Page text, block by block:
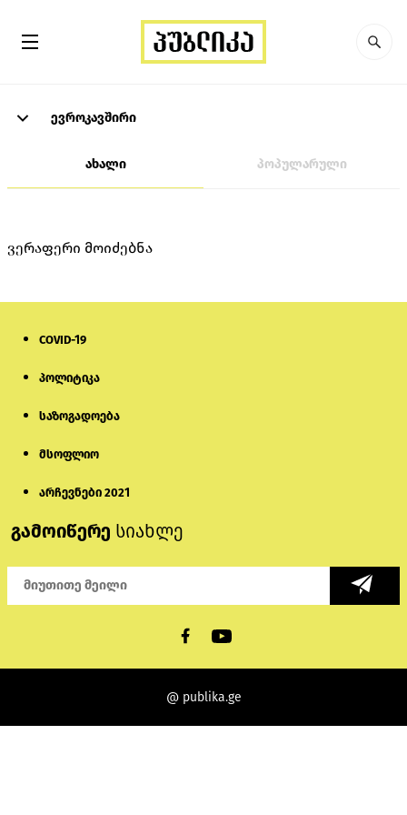
ევროკავშირი
ახალი პოპულარული
ვერაფერი მოიძებნა
COVID-19
პოლიტიკა
საზოგადოება
მსოფლიო
არჩევნები 2021
გამოიწერე სიახლე
@ publika.ge